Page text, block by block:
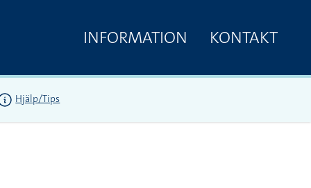
INFORMATION KONTAKT
Hjälp/Tips